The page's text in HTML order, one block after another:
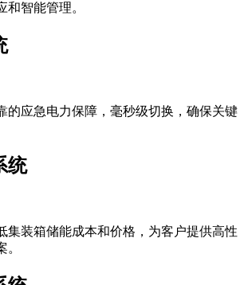
和智能管理。
的应急电力保障，毫秒级切换，确保关键
统
集装箱储能成本和价格，为客户提供高性